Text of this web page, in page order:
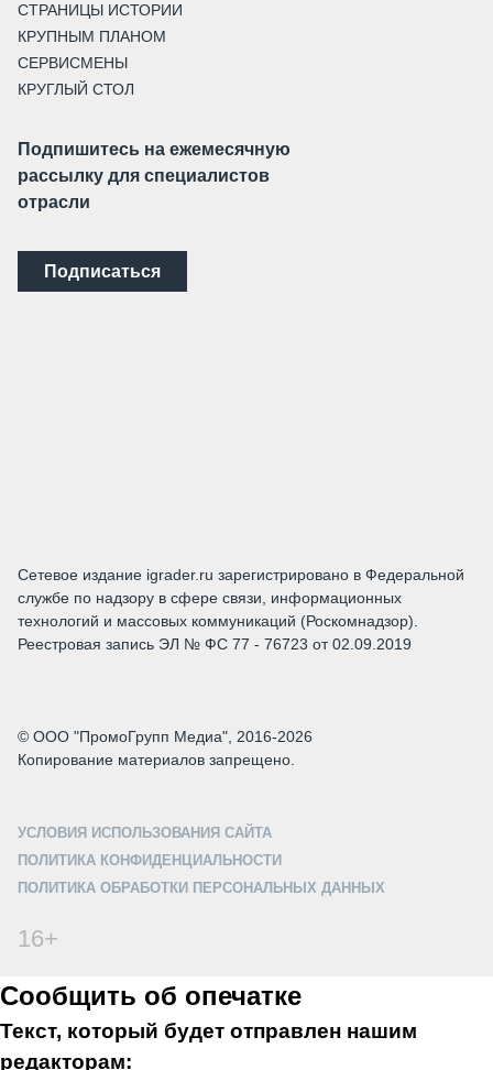
СТРАНИЦЫ ИСТОРИИ
КРУПНЫМ ПЛАНОМ
СЕРВИСМЕНЫ
КРУГЛЫЙ СТОЛ
Подпишитесь на ежемесячную
рассылку для специалистов
отрасли
Подписаться
Сетевое издание igrader.ru зарегистрировано в Федеральной
службе по надзору в сфере связи, информационных
технологий и массовых коммуникаций (Роскомнадзор).
Реестровая запись ЭЛ № ФС 77 - 76723 от 02.09.2019
© ООО "ПромоГрупп Медиа", 2016-2026
Копирование материалов запрещено.
УСЛОВИЯ ИСПОЛЬЗОВАНИЯ САЙТА
ПОЛИТИКА КОНФИДЕНЦИАЛЬНОСТИ
ПОЛИТИКА ОБРАБОТКИ ПЕРСОНАЛЬНЫХ ДАННЫХ
16+
Сообщить об опечатке
Текст, который будет отправлен нашим
редакторам: